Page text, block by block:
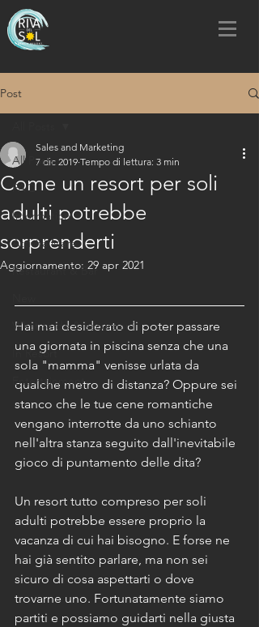
Post
All Posts
FAQ
Information
Attività Mare
Restaurant & Bar
What to do & escursioni
In Resort
Entertainment
Come un resort per soli
adulti potrebbe
sorprenderti
Sales and Marketing
7 dic 2019 Tempo di lettura: 3 min
Aggiornamento: 29 apr 2021
Hai mai desiderato di poter passare
una giornata in piscina senza che una
sola "mamma" venisse urlata da
qualche metro di distanza? Oppure sei
stanco che le tue cene romantiche
vengano interrotte da uno schianto
nell'altra stanza seguito dall'inevitabile
gioco di puntamento delle dita?
Un resort tutto compreso per soli
adulti potrebbe essere proprio la
vacanza di cui hai bisogno. E forse ne
hai già sentito parlare, ma non sei
sicuro di cosa aspettarti o dove
trovarne uno. Fortunatamente siamo
partiti e possiamo guidarti nella giusta